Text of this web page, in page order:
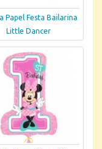
Papel Festa Bailarina
Little Dancer